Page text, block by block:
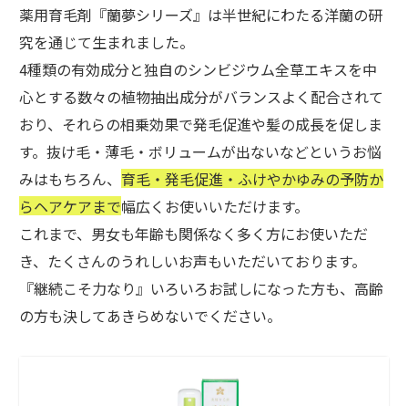
薬用育毛剤『蘭夢シリーズ』は半世紀にわたる洋蘭の研
究を通じて生まれました。
4種類の有効成分と独自のシンビジウム全草エキスを中
心とする数々の植物抽出成分がバランスよく配合されて
おり、それらの相乗効果で発毛促進や髪の成長を促しま
す。抜け毛・薄毛・ボリュームが出ないなどというお悩
みはもちろん、 育毛・発毛促進・ふけやかゆみの予防か
らヘアケアまで幅広くお使いいただけます。
これまで、男女も年齢も関係なく多く方にお使いただ
き、たくさんのうれしいお声もいただいております。
『継続こそ力なり』いろいろお試しになった方も、高齢
の方も決してあきらめないでください。